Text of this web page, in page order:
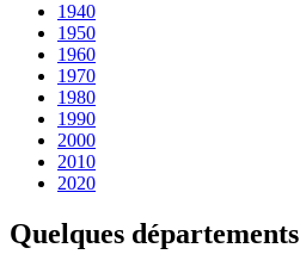
1940
1950
1960
1970
1980
1990
2000
2010
2020
Quelques départements